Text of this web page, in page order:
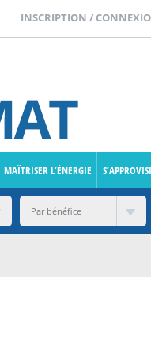
INSCRIPTION /
MAÎTRISER L’ÉNERGIE